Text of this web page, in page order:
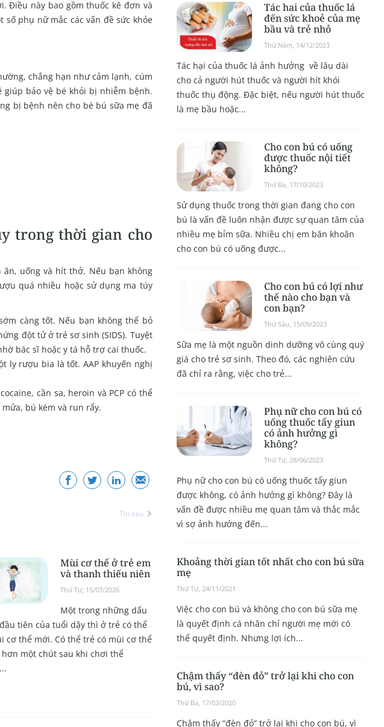
Điều này bao gồm thuốc kê đơn và
phụ nữ mắc các vấn đề sức khỏe
chẳng hạn như cảm lạnh, cúm
giúp bảo vệ bé khỏi bị nhiễm bệnh.
bị bệnh nên cho bé bú sữa mẹ đã
trong thời gian cho
uống và hít thở. Nếu bạn không
quá nhiều hoặc sử dụng ma túy
càng tốt. Nếu bạn không thể bỏ
đột tử ở trẻ sơ sinh (SIDS). Tuyệt
bác sĩ hoặc y tá hỗ trợ cai thuốc.
ly rượu bia là tốt. AAP khuyến nghị
cần sa, heroin và PCP có thể
bú kém và run rẩy.
Tin sau
Mùi cơ thể ở trẻ em
và thanh thiếu niên
Thứ Tư, 15/07/2026
Một trong những dấu
tiên của tuổi dậy thì ở trẻ có thể
cơ thể mới. Có thể trẻ có mùi cơ thể
hơn một chút sau khi chơi thể
Tác hai của thuốc lá
đến sức khoẻ của mẹ
bầu và trẻ nhỏ
Thứ Năm, 14/12/2023
Tác hại của thuốc lá ảnh hưởng về lâu dài
cho cả người hút thuốc và người hít khói
thuốc thụ động. Đặc biệt, nếu người hút thuốc
là mẹ bầu hoặc...
Cho con bú có uống
được thuốc nội tiết
không?
Thứ Ba, 17/10/2023
Sử dụng thuốc trong thời gian đang cho con
bú là vấn đề luôn nhận được sự quan tâm của
nhiều mẹ bỉm sữa. Nhiều chị em băn khoăn
cho con bú có uống được...
Cho con bú có lợi như
thế nào cho bạn và
con bạn?
Thứ Sáu, 15/09/2023
Sữa mẹ là một nguồn dinh dưỡng vô cùng quý
giá cho trẻ sơ sinh. Theo đó, các nghiên cứu
đã chỉ ra rằng, việc cho trẻ...
Phụ nữ cho con bú có
uống thuốc tẩy giun
có ảnh hưởng gì
không?
Thứ Tư, 28/06/2023
Phụ nữ cho con bú có uống thuốc tẩy giun
được không, có ảnh hưởng gì không? Đây là
vấn đề được nhiều mẹ quan tâm và thắc mắc
vì sợ ảnh hưởng đến...
Khoảng thời gian tốt nhất cho con bú sữa
mẹ
Thứ Tư, 24/11/2021
Việc cho con bú và không cho con bú sữa mẹ
là quyết định cá nhân chỉ người mẹ mới có
thể quyết định. Nhưng lợi ích...
Chậm thấy “đèn đỏ” trở lại khi cho con
bú, vì sao?
Thứ Ba, 17/03/2020
Chậm thấy “đèn đỏ” trở lại khi cho con bú, vì